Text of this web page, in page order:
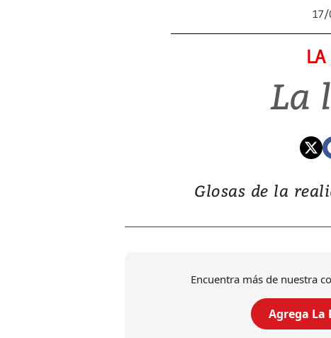
17/
La
Glosas de la
Encuentra más de nuestra
Agrega La